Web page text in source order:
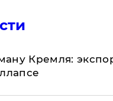
Кремля: